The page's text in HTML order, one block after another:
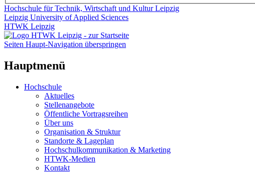
Hochschule für Technik, Wirtschaft und Kultur Leipzig
Leipzig University of Applied Sciences
HTWK Leipzig
Seiten Haupt-Navigation überspringen
Hauptmenü
Hochschule
Aktuelles
Stellenangebote
Öffentliche Vortragsreihen
Über uns
Organisation & Struktur
Standorte & Lageplan
Hochschulkommunikation & Marketing
HTWK-Medien
Kontakt